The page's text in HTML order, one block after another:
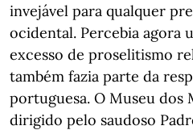
invejável para qualquer
ocidental. Percebia agora
excesso de proselitismo
também fazia parte da
portuguesa. O Museu dos
dirigido pelo saudoso